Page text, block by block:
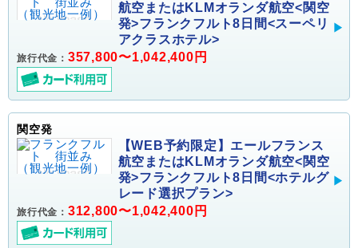
航空またはKLMオランダ航空<関空
発>フランクフルト8日間<スーペリ
アクラスホテル>
旅行代金： 357,800〜1,042,400円
関空発
【WEB予約限定】エールフランス
航空またはKLMオランダ航空<関空
発>フランクフルト8日間<ホテルグ
レード選択プラン>
旅行代金： 312,800〜1,042,400円